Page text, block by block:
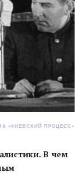
«КИЕВСКИЙ ПРОЦЕСС»
В чем